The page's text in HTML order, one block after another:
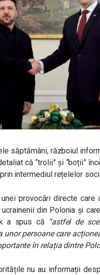
săptămâni, războiul
că “trolii” și “boții”
intermediul rețelelor
provocări directe
din Polonia și
a spus că
“astfel de
unor persoane care
în relația dintre
nu au informații